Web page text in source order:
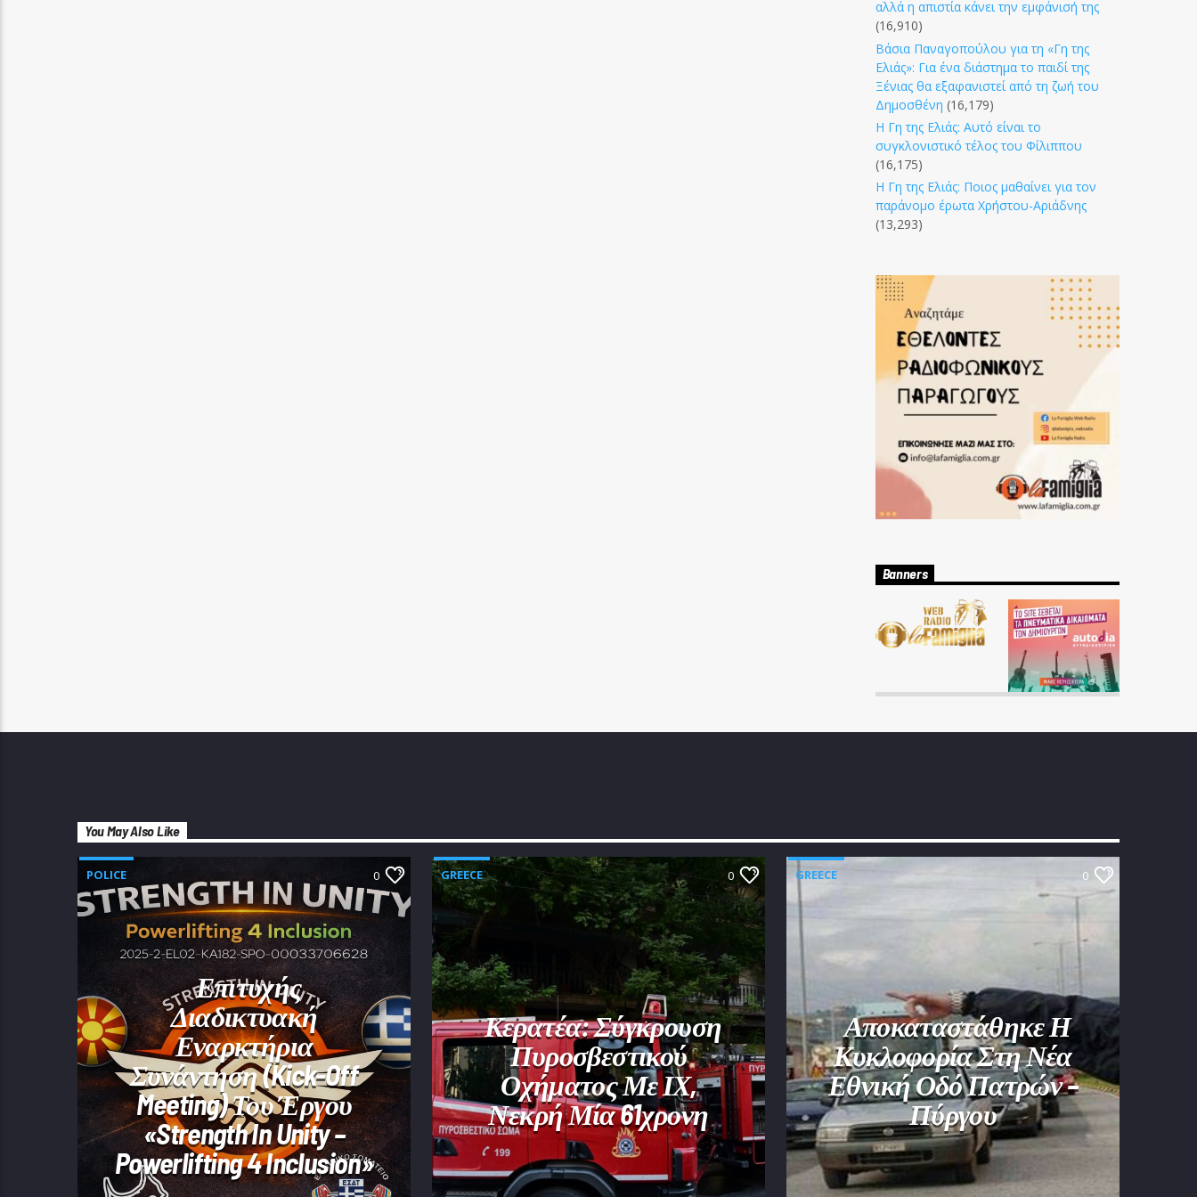
αλλά η απιστία κάνει την εμφάνισή της
(16,910)
Βάσια Παναγοπούλου για τη «Γη της
Ελιάς»: Για ένα διάστημα το παιδί της
Ξένιας θα εξαφανιστεί από τη ζωή του
Δημοσθένη (16,179)
Η Γη της Ελιάς: Αυτό είναι το
συγκλονιστικό τέλος του Φίλιππου
(16,175)
Η Γη της Ελιάς: Ποιος μαθαίνει για τον
παράνομο έρωτα Χρήστου-Αριάδνης
(13,293)
Banners
You May Also Like
POLICE 0
Επιτυχής
Διαδικτυακή
Εναρκτήρια
Συνάντηση (Kick-Off
Meeting) Του Έργου
«Strength In Unity –
Powerlifting 4 Inclusion»
GREECE 0
Κερατέα: Σύγκρουση
Πυροσβεστικού
Οχήματος Με ΙΧ,
Νεκρή Μία 61χρονη
GREECE 0
Αποκαταστάθηκε Η
Κυκλοφορία Στη Νέα
Εθνική Οδό Πατρών –
Πύργου